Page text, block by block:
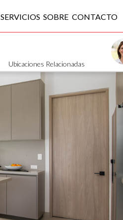
SERVICIOS SOBRE CONTACTO
Ubicaciones Relacionadas